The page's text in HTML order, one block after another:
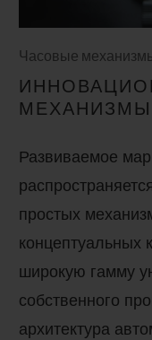
Часовые
МЕХАНИЗМЫ
Развиваемое
простых
широкую гамму
собственного
архитектура